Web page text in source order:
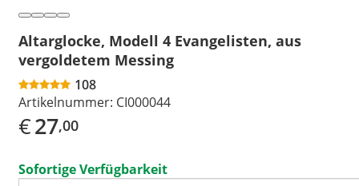
Altarglocke, Modell 4 Evangelisten, aus
vergoldetem Messing
108
Artikelnummer: CI000044
€27,00
Sofortige Verfügbarkeit